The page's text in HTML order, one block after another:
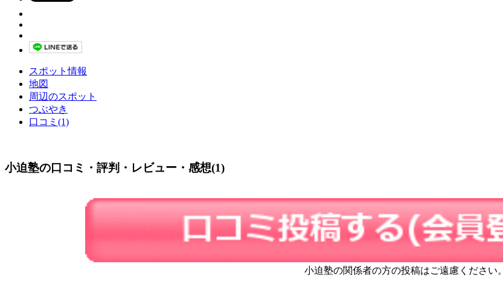
スポット情報
地図
周辺のスポット
つぶやき
口コミ(1)
小迫塾の口コミ・評判・レビュー・感想(1)
小迫塾の関係者の方の投稿はご遠慮ください。